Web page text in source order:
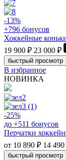
-13%
+796 бонусов
Хоккейные
19 900 ₽ 23 000 ₽
быстрый просмотр
В избранное
НОВИНКА
-25%
до +511 бонусов
Перчатки
от 10 890 ₽ 14
быстрый просмотр